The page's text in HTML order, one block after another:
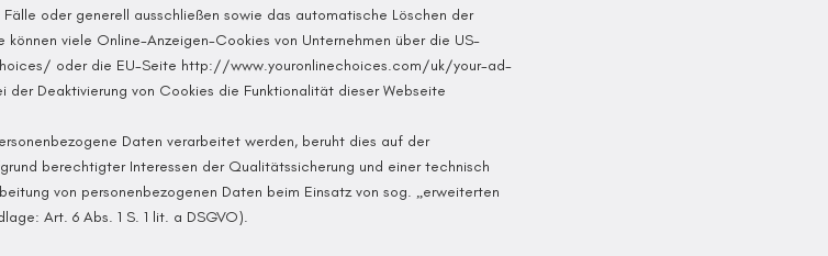
oder generell ausschließen sowie das automatische Löschen der
können viele Online-Anzeigen-Cookies von Unternehmen über die US-
oder die EU-Seite http://www.youronlinechoices.com/uk/your-ad-
der Deaktivierung von Cookies die Funktionalität dieser Webseite
Daten verarbeitet werden, beruht dies auf der
berechtigter Interessen der Qualitätssicherung und einer technisch
von personenbezogenen Daten beim Einsatz von sog. „erweiterten
Art. 6 Abs. 1 S. 1 lit. a DSGVO).